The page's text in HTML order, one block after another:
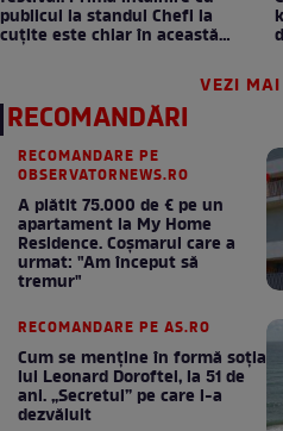
publicul la standul Chefi la
cuțite este chiar în această
VEZI MAI
RECOMANDĂRI
RECOMANDARE PE
OBSERVATORNEWS.RO
A plătit 75.000 de € pe un
apartament la My Home
Residence. Coşmarul care a
urmat: "Am început să
tremur"
RECOMANDARE PE AS.RO
Cum se menţine în formă soţia
lui Leonard Doroftei, la 51 de
ani. „Secretul” pe care l-a
dezvăluit